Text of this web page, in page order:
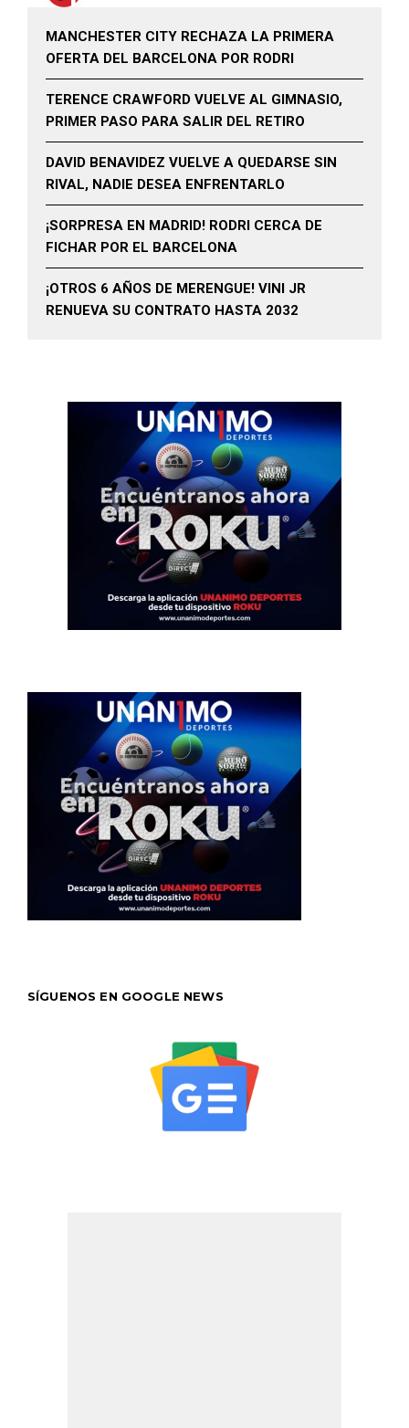
MANCHESTER CITY RECHAZA LA PRIMERA
OFERTA DEL BARCELONA POR RODRI
TERENCE CRAWFORD VUELVE AL GIMNASIO,
PRIMER PASO PARA SALIR DEL RETIRO
DAVID BENAVIDEZ VUELVE A QUEDARSE SIN
RIVAL, NADIE DESEA ENFRENTARLO
¡SORPRESA EN MADRID! RODRI CERCA DE
FICHAR POR EL BARCELONA
¡OTROS 6 AÑOS DE MERENGUE! VINI JR
RENUEVA SU CONTRATO HASTA 2032
SÍGUENOS EN GOOGLE NEWS